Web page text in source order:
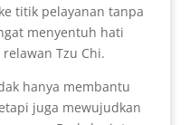
titik pelayanan tanpa
menyentuh hati
Tzu Chi.
hanya membantu
juga mewujudkan